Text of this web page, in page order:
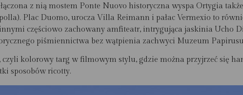
z nią mostem Ponte Nuovo historyczna wyspa Ortygia
Plac Duomo, urocza Villa Reimann i pałac Vermexio to
częściowo zachowany amfiteatr, intrygująca jaskinia Ucho
piśmiennictwa bez wątpienia zachwyci Muzeum
kolorowy targ w filmowym stylu, gdzie można przyjrzeć się
sposobów ricotty.